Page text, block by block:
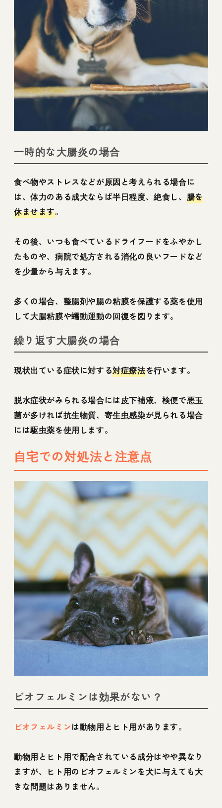
一時的な大腸炎の場合
食べ物やストレスなどが原因と考えられる場合に
は、体力のある成犬ならば半日程度、絶食し、 腸を
休ませます。
その後、いつも食べているドライフードをふやかし
たものや、病院で処方される消化の良いフードなど
を少量から与えます。
多くの場合、整腸剤や腸の粘膜を保護する薬を使用
して大腸粘膜や蠕動運動の回復を図ります。
繰り返す大腸炎の場合
現状出ている症状に対する対症療法を行います。
脱水症状がみられる場合には皮下補液、検便で悪玉
菌が多ければ抗生物質、寄生虫感染が見られる場合
には駆虫薬を使用します。
自宅での対処法と注意点
ビオフェルミンは効果がない？
ビオフェルミンは動物用とヒト用があります。
動物用とヒト用で配合されている成分はやや異なり
ますが、ヒト用のビオフェルミンを犬に与えても大
きな問題はありません。